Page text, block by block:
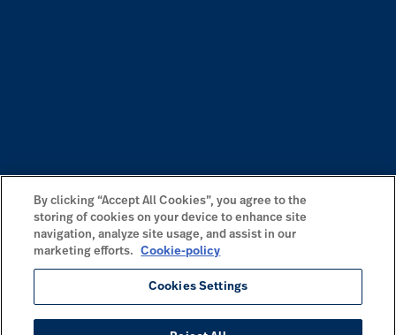
By clicking “Accept All Cookies”, you agree to the
storing of cookies on your device to enhance site
navigation, analyze site usage, and assist in our
marketing efforts.
Cookie-policy
Cookies Settings